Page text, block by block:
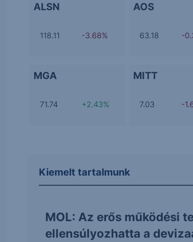
ALSN
118.11 -3.68%
AOS
63.18 -
MGA
71.74 +2.43%
MITT
7.03 -
Kiemelt tartalmunk
MOL: Az erős működési
ellensúlyozhatta a